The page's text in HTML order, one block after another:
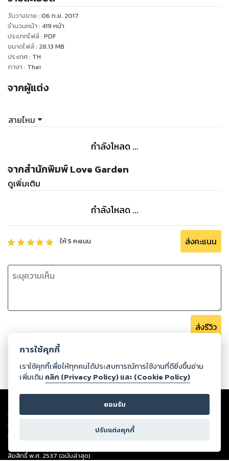
“ผมรู้ว่าโซลจำอะไรไม่ได้ อาจจะเร็วเกินไปที่ให้โซลตัดสินใจทั้งๆ ที่
ยังจำอะไรไม่ได้ แต่ผมอยากมีครอบครัว ผมรักโซล รักมาก อยาก
ให้พวกเรามีครอบครัวที่อบอุ่นด้วยกัน เริ่มต้นเดินไปข้างหน้าด้วย
กันไม่ว่าจะเกิดอะไรขึ้นก็ตาม ทุกข์หรือสุข ผมก็อยากให้โซลกับผม
อย่างอ่อนโยน คว้ามือของหญิงสาวมาลูบไล้ใบหน้าคมสันไปมา
“อีเลียนคะ” โซลทรุดตัวลงไปคุกเข่าข้างหน้าของชายหนุ่ม ยื่น
เชยคางของเขาให้มองหน้าของเธออีกครั้งแล้วส่งยิ้มหวานให้
“สวมแหวนสิคะ เป็นผู้หญิงใส่เองไม่ได้หรอกค่ะ ผู้ชายต้องเป็นคน
สวมให้”
“โซล!” อีเลียนรีบคว้ามือเรียวขึ้นมาสวมแหวนให้ที่นิ้วนางแล้วตวัด
ร่างบางเข้ามากอดแนบอก ชายหนุ่มยิ้มอย่างดีใจความเบิกบานที่
วันวางขาย : 06 ก.ย. 2017
จำนวนหน้า : 419 หน้า
ประเภทไฟล์: PDF
ขนาดไฟล์: 28.13 MB
ประเทศ: TH
ภาษา : Thai
จากผู้แต่ง
สายไหม
กำลังโหลด ...
จากสำนักพิมพ์ Love Garden
ดูเพิ่มเติม
กำลังโหลด ...
ให้5 คะแนน ส่งคะแนน
ส่งรีวิว
Copyright ©2026Storylog Co., Ltd. - สตอรี่ล็อกขอสงวนสิทธิ์ไม่รับผิดชอบ
ต่อผลงานหรือเนื้อหาใดที่อัปโหลดผ่านเว็บไซต์และปรากฏว่าละเมิดสิทธิใน
ทรัพย์สินทางปัญญาของบุคคลอื่นหรือขัดต่อกฎหมายและศีลธรรม ดังนั้น ผู้อ่าน
ทุกท่านโปรดใช้วิจารณญาณในการกลั่นกรองด้วยตนเอง และหากท่านพบว่าส่วน
หนึ่งส่วนใดขัดต่อกฎหมายและศีลธรรม กรุณาแจ้งมายังบริษัท เพื่อทีมงานจะได้
ดำเนินการในทันที ทั้งนี้ ทางสตอรี่ล็อกขอสงวนลิขสิทธิ์ตามพระราชบัญญัติ
ลิขสิทธิ์ พ.ศ. 2537 (ฉบับล่าสุด)
การใช้คุกกี้
เราใช้คุกกี้เพื่อให้ทุกคนได้ประสบการณ์การใช้งานที่ดียิ่งขึ้นอ่าน
เพิ่มเติม คลิก (Privacy Policy) และ (Cookie Policy)
ยอมรับ
ปรับแต่งคุกกี้